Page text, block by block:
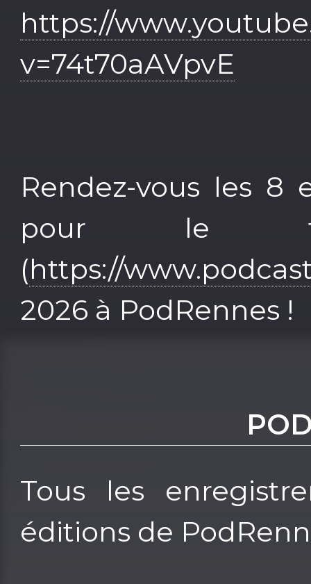
https://
v=74t70aAVpvE
Rendez-vous les 8
pour le
(https://
2026 à PodRennes !
Tous les
éditions de